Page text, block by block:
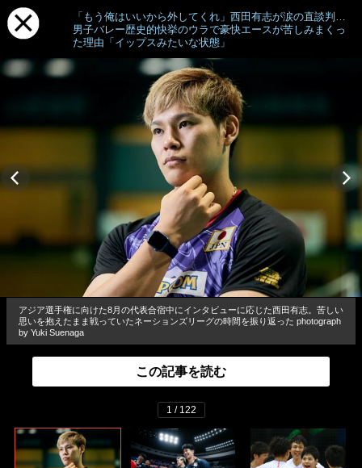
「もう俺はいいから外してくれ」西田有志が涙の直談判…
男子バレー歴史的快挙のウラで豪快エースが苦しみまくっ
た理由「イップスみたいな状態」
アジア選手権に向けた8月の代表合宿中にインタビューに応じた西田有志。苦しい
思いを抱えたまま戦っていたネーションズリーグの時間を振り返った photograph
by Yuki Suenaga
この記事を読む
1 / 122